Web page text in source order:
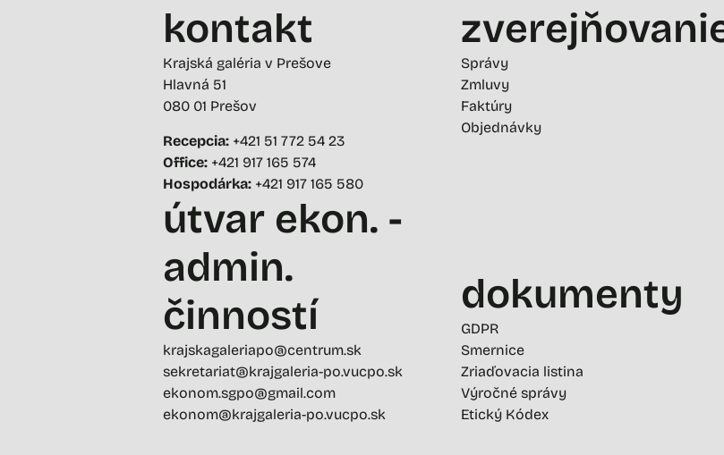
kontakt
Krajská galéria v Prešove
Hlavná 51
080 01 Prešov
Recepcia: +421 51 772 54 23
Office: +421 917 165 574
Hospodárka: +421 917 165 580
útvar ekon. -
admin.
činností
krajskagaleriapo@centrum.sk
sekretariat@krajgaleria-po.vucpo.sk
ekonom.sgpo@gmail.com
ekonom@krajgaleria-po.vucpo.sk
Správy
Zmluvy
Faktúry
Objednávky
dokumenty
GDPR
Smernice
Zriaďovacia listina
Výročné správy
Etický Kódex